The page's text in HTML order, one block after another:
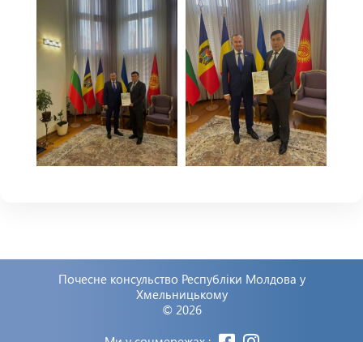
Почесне консульство Республіки Молдова у
Хмельницькому
© 2026